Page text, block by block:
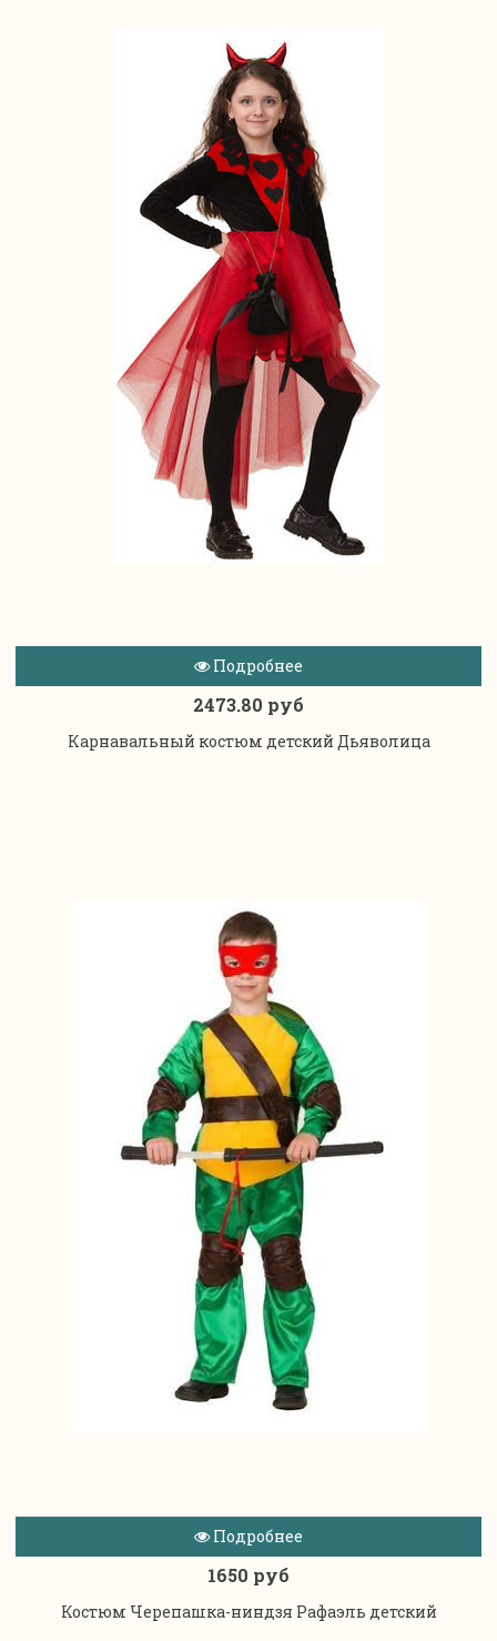
Подробнее
2473.80 руб
Карнавальный костюм детский Дьяволица
Подробнее
1650 руб
Костюм Черепашка-ниндзя Рафаэль детский